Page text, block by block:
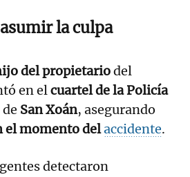
la culpa
del propietariodel
en elcuartel de la Policía
San Xoán, asegurando
el momento delaccidente.
detectaron